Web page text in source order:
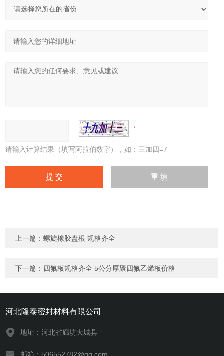
请输入计算结果（填写阿拉伯数字），如：三加四=7
上一篇：螺旋橡胶盘根 规格齐全
下一篇： 四氟板规格齐全 5公分厚聚四氟乙烯板价格
河北隆泰密封材料有限公司
地址：河北省廊坊大城县